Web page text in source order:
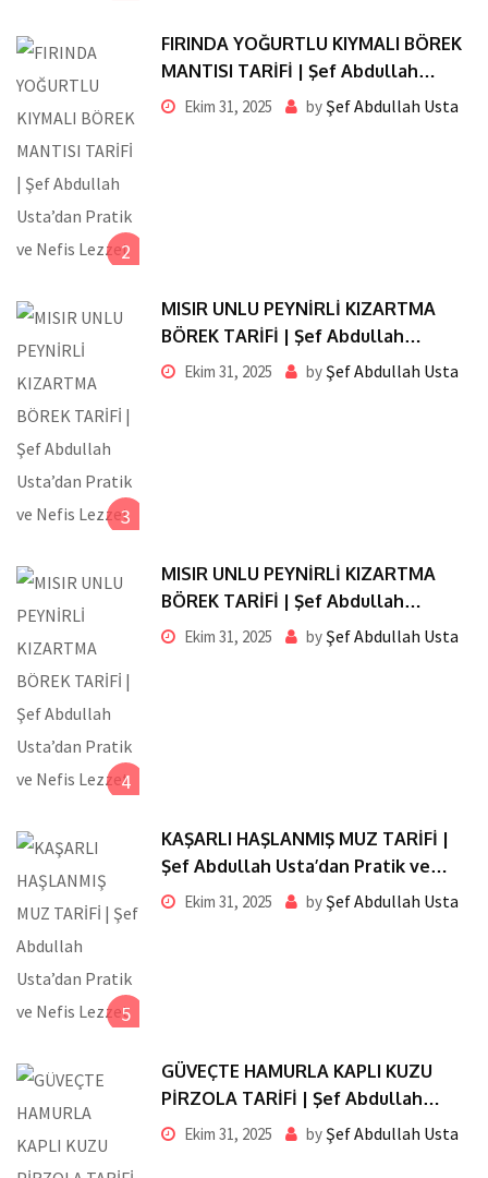
2
FIRINDA YOĞURTLU KIYMALI BÖREK
MANTISI TARİFİ | Şef Abdullah
Usta’dan Pratik ve Nefis Lezzet
Ekim 31, 2025 byŞef Abdullah Usta
3
MISIR UNLU PEYNİRLİ KIZARTMA
BÖREK TARİFİ | Şef Abdullah
Usta’dan Pratik ve Nefis Lezzet
Ekim 31, 2025 byŞef Abdullah Usta
4
MISIR UNLU PEYNİRLİ KIZARTMA
BÖREK TARİFİ | Şef Abdullah
Usta’dan Pratik ve Nefis Lezzet
Ekim 31, 2025 byŞef Abdullah Usta
5
KAŞARLI HAŞLANMIŞ MUZ TARİFİ |
Şef Abdullah Usta’dan Pratik ve
Nefis Lezzet
Ekim 31, 2025 byŞef Abdullah Usta
GÜVEÇTE HAMURLA KAPLI KUZU
PİRZOLA TARİFİ | Şef Abdullah
Usta’dan Pratik ve Nefis Lezzet
Ekim 31, 2025 byŞef Abdullah Usta